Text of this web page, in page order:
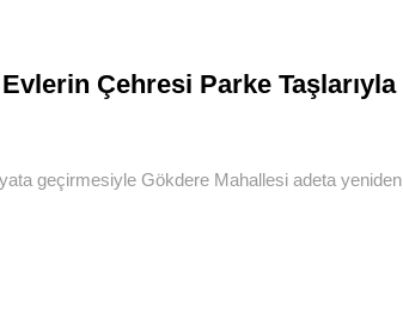
Çehresi Parke Taşlarıyla
geçirmesiyle Gökdere Mahallesi adeta yeniden